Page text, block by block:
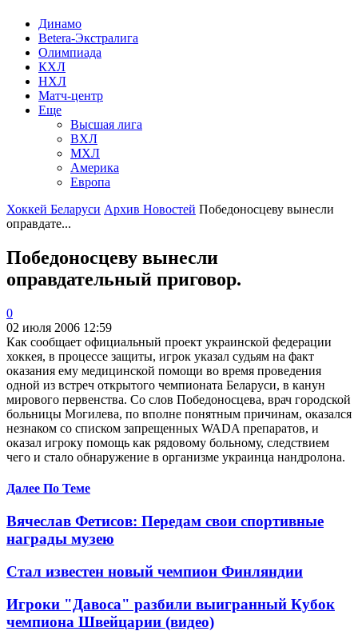
Динамо
Betera-Экстралига
Олимпиада
КХЛ
НХЛ
Матч-центр
Еще
Высшая лига
ВХЛ
МХЛ
Америка
Европа
Хоккей Беларуси Архив Новостей Победоносцеву вынесли
оправдате...
Победоносцеву вынесли
оправдательный приговор.
0
02 июля 2006 12:59
Как сообщает официальный проект украинской федерации
хоккея, в процессе защиты, игрок указал судьям на факт
оказания ему медицинской помощи во время проведения
одной из встреч открытого чемпионата Беларуси, в канун
мирового первенства. Со слов Победоносцева, врач городской
больницы Могилева, по вполне понятным причинам, оказался
незнаком со списком запрещенных WADA препаратов, и
оказал игроку помощь как рядовому больному, следствием
чего и стало обнаружение в организме украинца нандролона.
Далее По Теме
Вячеслав Фетисов: Передам свои спортивные
награды музею
Стал известен новый чемпион Финляндии
Игроки "Давоса" разбили выигранный Кубок
чемпиона Швейцарии (видео)